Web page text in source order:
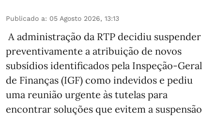
Publicado a: 05 Agosto 2026, 13:13
A administração da RTP decidiu suspender
preventivamente a atribuição de novos
subsídios identificados pela Inspeção-Geral
de Finanças (IGF) como indevidos e pediu
uma reunião urgente às tutelas para
encontrar soluções que evitem a suspensão